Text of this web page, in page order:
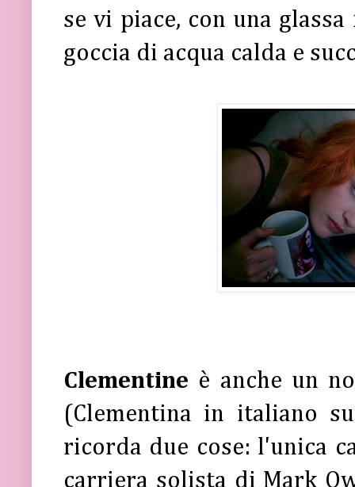
se vi piace, con una
goccia di acqua calda e
Clementine è anche un
(Clementina in italiano
ricorda due cose: l'unica
carriera solista di Mark